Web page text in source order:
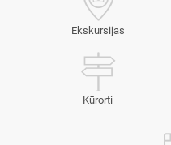
Ekskursijas
Kūrorti